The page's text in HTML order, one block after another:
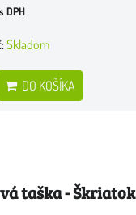
s DPH
Skladom
DO KOŠÍKA
taška - Škriatok